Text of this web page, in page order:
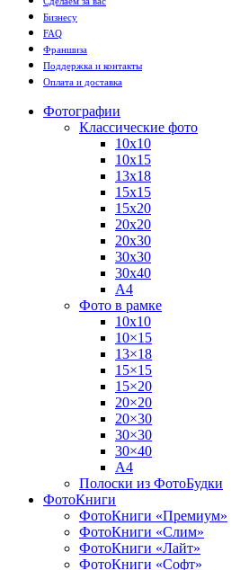
Бизнесу
FAQ
Франшиза
Поддержка и контакты
Оплата и доставка
Фотографии
Классические фото
10х10
10х15
13х18
15х15
15х20
20х20
20х30
30х30
30х40
А4
Фото в рамке
10х10
10×15
13×18
15×15
15×20
20×20
20×30
30×30
30×40
A4
Полоски из ФотоБудки
ФотоКниги
ФотоКниги «Премиум»
ФотоКниги «Слим»
ФотоКниги «Лайт»
ФотоКниги «Софт»